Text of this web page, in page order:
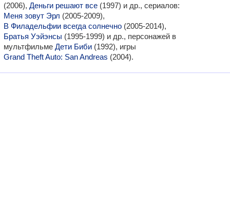
(2006), Деньги решают все (1997) и др., сериалов:
Меня зовут Эрл (2005-2009),
В Филадельфии всегда солнечно (2005-2014),
Братья Уэйэнсы (1995-1999) и др., персонажей в
мультфильме Дети Биби (1992), игры
Grand Theft Auto: San Andreas (2004).